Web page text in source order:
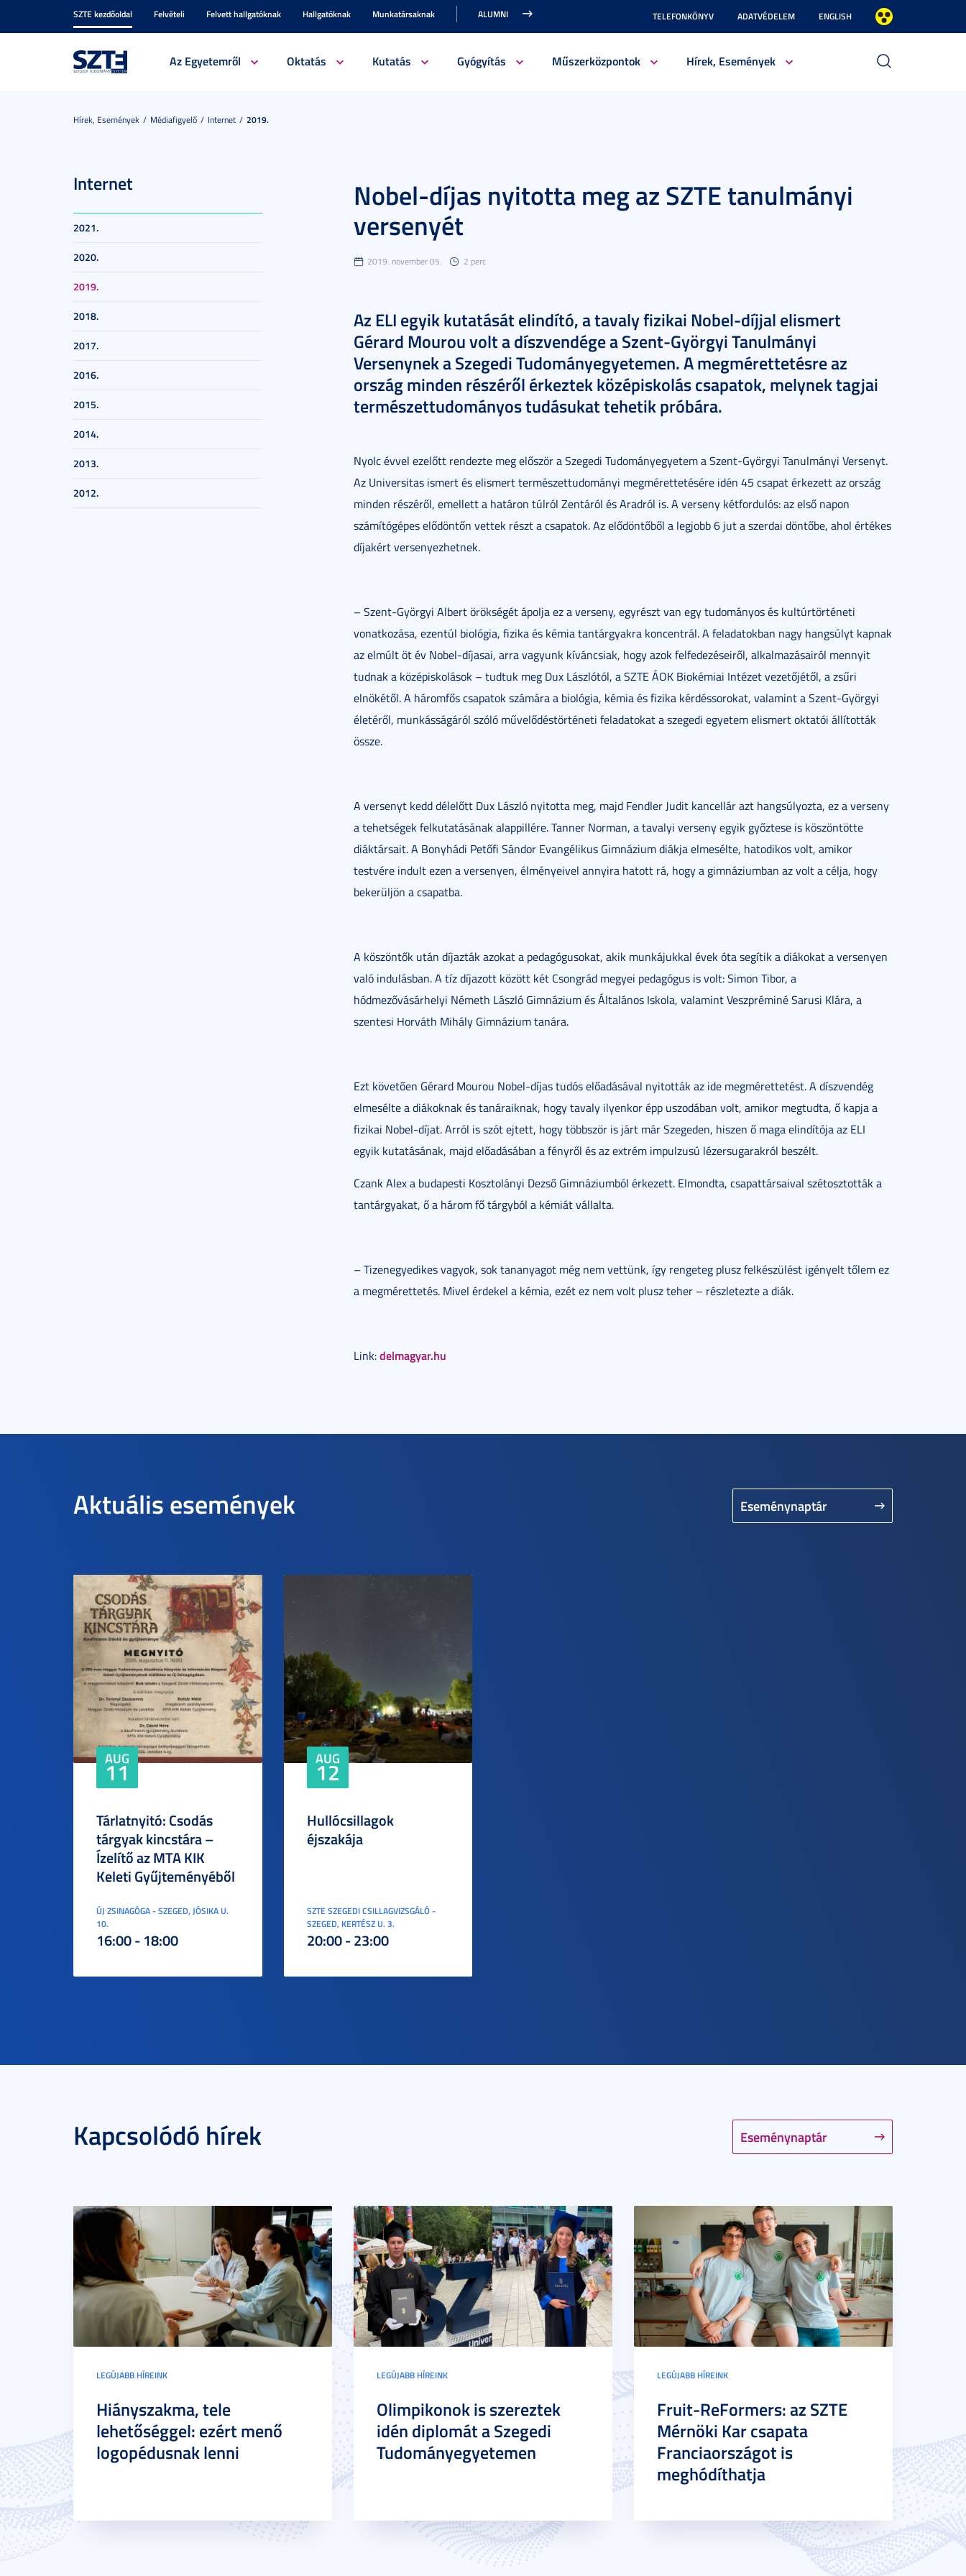
SZTE kezdőoldal Felvételi Felvett hallgatóknak Hallgatóknak Munkatársaknak ALUMNI TELEFONKÖNYV ADATVÉDELEM ENGLISH
Az Egyetemről Oktatás Kutatás Gyógyítás Műszerközpontok Hírek, Események
Hírek, Események Médiafigyelő Internet 2019.
Internet
2021.
2020.
2019.
2018.
2017.
2016.
2015.
2014.
2013.
2012.
Nobel-díjas nyitotta meg az SZTE tanulmányi
versenyét
2019. november 05. 2 perc
Az ELI egyik kutatását elindító, a tavaly fizikai Nobel-díjjal elismert
Gérard Mourou volt a díszvendége a Szent-Györgyi Tanulmányi
Versenynek a Szegedi Tudományegyetemen. A megmérettetésre az
ország minden részéről érkeztek középiskolás csapatok, melynek tagjai
természettudományos tudásukat tehetik próbára.
Nyolc évvel ezelőtt rendezte meg először a Szegedi Tudományegyetem a Szent-Györgyi Tanulmányi Versenyt.
Az Universitas ismert és elismert természettudományi megmérettetésére idén 45 csapat érkezett az ország
minden részéről, emellett a határon túlról Zentáról és Aradról is. A verseny kétfordulós: az első napon
számítógépes elődöntőn vettek részt a csapatok. Az elődöntőből a legjobb 6 jut a szerdai döntőbe, ahol értékes
díjakért versenyezhetnek.
– Szent-Györgyi Albert örökségét ápolja ez a verseny, egyrészt van egy tudományos és kultúrtörténeti
vonatkozása, ezentúl biológia, fizika és kémia tantárgyakra koncentrál. A feladatokban nagy hangsúlyt kapnak
az elmúlt öt év Nobel-díjasai, arra vagyunk kíváncsiak, hogy azok felfedezéseiről, alkalmazásairól mennyit
tudnak a középiskolások – tudtuk meg Dux Lászlótól, a SZTE ÁOK Biokémiai Intézet vezetőjétől, a zsűri
elnökétől. A háromfős csapatok számára a biológia, kémia és fizika kérdéssorokat, valamint a Szent-Györgyi
életéről, munkásságáról szóló művelődéstörténeti feladatokat a szegedi egyetem elismert oktatói állították
össze.
A versenyt kedd délelőtt Dux László nyitotta meg, majd Fendler Judit kancellár azt hangsúlyozta, ez a verseny
a tehetségek felkutatásának alappillére. Tanner Norman, a tavalyi verseny egyik győztese is köszöntötte
diáktársait. A Bonyhádi Petőfi Sándor Evangélikus Gimnázium diákja elmesélte, hatodikos volt, amikor
testvére indult ezen a versenyen, élményeivel annyira hatott rá, hogy a gimnáziumban az volt a célja, hogy
bekerüljön a csapatba.
A köszöntők után díjazták azokat a pedagógusokat, akik munkájukkal évek óta segítik a diákokat a versenyen
való indulásban. A tíz díjazott között két Csongrád megyei pedagógus is volt: Simon Tibor, a
hódmezővásárhelyi Németh László Gimnázium és Általános Iskola, valamint Veszpréminé Sarusi Klára, a
szentesi Horváth Mihály Gimnázium tanára.
Ezt követően Gérard Mourou Nobel-díjas tudós előadásával nyitották az ide megmérettetést. A díszvendég
elmesélte a diákoknak és tanáraiknak, hogy tavaly ilyenkor épp uszodában volt, amikor megtudta, ő kapja a
fizikai Nobel-díjat. Arról is szót ejtett, hogy többször is járt már Szegeden, hiszen ő maga elindítója az ELI
egyik kutatásának, majd előadásában a fényről és az extrém impulzusú lézersugarakról beszélt.
Czank Alex a budapesti Kosztolányi Dezső Gimnáziumból érkezett. Elmondta, csapattársaival szétosztották a
tantárgyakat, ő a három fő tárgyból a kémiát vállalta.
– Tizenegyedikes vagyok, sok tananyagot még nem vettünk, így rengeteg plusz felkészülést igényelt tőlem ez
a megmérettetés. Mivel érdekel a kémia, ezét ez nem volt plusz teher – részletezte a diák.
Link:delmagyar.hu
Aktuális események Eseménynaptár
AUG
11
Tárlatnyitó: Csodás
tárgyak kincstára –
Ízelítő az MTA KIK
Keleti Gyűjteményéből
ÚJ ZSINAGÓGA - SZEGED, JÓSIKA U.
10.
16:00 - 18:00
AUG
12
Hullócsillagok
éjszakája
SZTE SZEGEDI CSILLAGVIZSGÁLÓ -
SZEGED, KERTÉSZ U. 3.
20:00 - 23:00
Kapcsolódó hírek Eseménynaptár
LEGÚJABB HÍREINK
Hiányszakma, tele
lehetőséggel: ezért menő
logopédusnak lenni
LEGÚJABB HÍREINK
Olimpikonok is szereztek
idén diplomát a Szegedi
Tudományegyetemen
LEGÚJABB HÍREINK
Fruit-ReFormers: az SZTE
Mérnöki Kar csapata
Franciaországot is
meghódíthatja